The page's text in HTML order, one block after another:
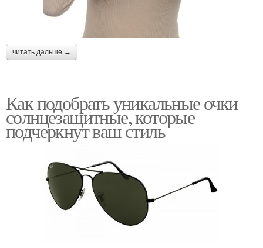
читать дальше →
Как подобрать уникальные очки
солнцезащитные, которые
подчеркнут ваш стиль